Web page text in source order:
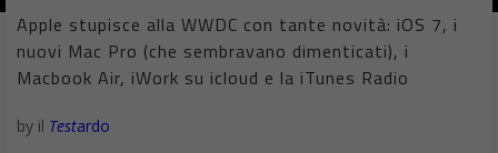
Apple stupisce alla WWDC con tante novità: iOS 7, i
nuovi Mac Pro (che sembravano dimenticati), i
Macbook Air, iWork su icloud e la iTunes Radio
by il Testardo